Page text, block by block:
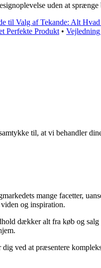
uden at sprænge
til Valg af Tekande: Alt
Perfekte Produkt •
til, at vi behandler
mange facetter,
og inspiration.
dækker alt fra køb og
ved at præsentere